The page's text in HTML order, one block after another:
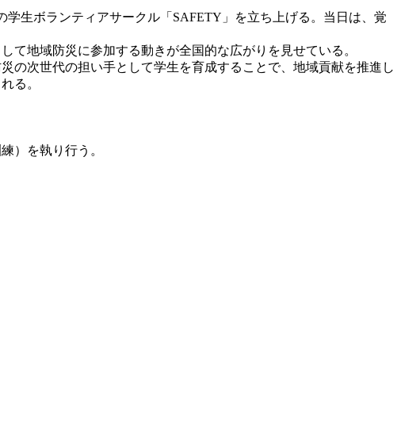
生ボランティアサークル「SAFETY」を立ち上げる。当日は、覚
地域防災に参加する動きが全国的な広がりを見せている。
次世代の担い手として学生を育成することで、地域貢献を推進し
る。
）を執り行う。